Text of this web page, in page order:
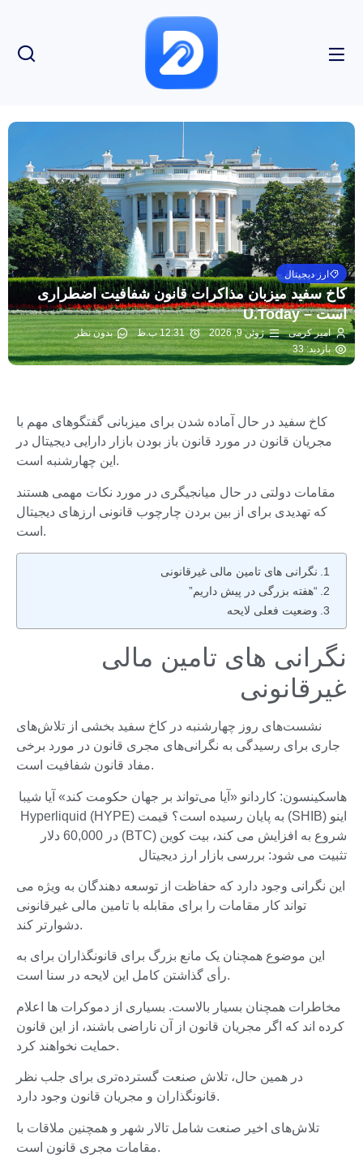
ارز دیجیتال
کاخ سفید میزبان مذاکرات قانون شفافیت اضطراری
است – U.Today
امیر کرمی ژوئن 9, 2026 12:31 ب.ظ
بدون نظر
بازدید: 33
کاخ سفید در حال آماده شدن برای میزبانی گفتگوهای مهم با
مجریان قانون در مورد قانون باز بودن بازار دارایی دیجیتال در
این چهارشنبه است.
مقامات دولتی در حال میانجیگری در مورد نکات مهمی هستند
که تهدیدی برای از بین بردن چارچوب قانونی ارزهای دیجیتال
است.
نگرانی های تامین مالی غیرقانونی
“هفته بزرگی در پیش داریم”
وضعیت فعلی لایحه
نگرانی های تامین مالی
غیرقانونی
نشست‌های روز چهارشنبه در کاخ سفید بخشی از تلاش‌های
جاری برای رسیدگی به نگرانی‌های مجری قانون در مورد برخی
مفاد قانون شفافیت است.
هاسکینسون: کاردانو «آیا می‌تواند بر جهان حکومت کند» آیا شیبا
اینو (SHIB) به پایان رسیده است؟ قیمت Hyperliquid (HYPE)
شروع به افزایش می کند، بیت کوین (BTC) در 60,000 دلار
تثبیت می شود: بررسی بازار ارز دیجیتال
این نگرانی وجود دارد که حفاظت از توسعه دهندگان به ویژه می
تواند کار مقامات را برای مقابله با تامین مالی غیرقانونی
دشوارتر کند.
این موضوع همچنان یک مانع بزرگ برای قانونگذاران برای به
رأی گذاشتن کامل این لایحه در سنا است.
مخاطرات همچنان بسیار بالاست. بسیاری از دموکرات ها اعلام
کرده اند که اگر مجریان قانون از آن ناراضی باشند، از این قانون
حمایت نخواهند کرد.
در همین حال، تلاش صنعت گسترده‌تری برای جلب نظر
قانونگذاران و مجریان قانون وجود دارد.
تلاش‌های اخیر صنعت شامل تالار شهر و همچنین ملاقات با
مقامات مجری قانون است.